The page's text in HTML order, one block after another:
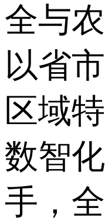
全与
以省
区域
数智
手，